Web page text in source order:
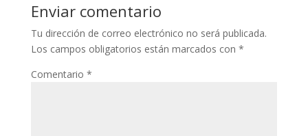
Enviar comentario
Tu dirección de correo electrónico no será publicada.
Los campos obligatorios están marcados con *
Comentario *